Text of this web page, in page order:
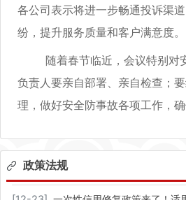
各公司表示将进一步畅通投诉渠
纷，提升服务质量和客户满意度。
随着春节临近，会议特别对安
负责人要亲自部署、亲自检查；
理，做好安全防事故各项工作，
政策法规